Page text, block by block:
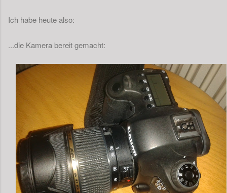
Ich habe heute also:
...die Kamera bereit gemacht: